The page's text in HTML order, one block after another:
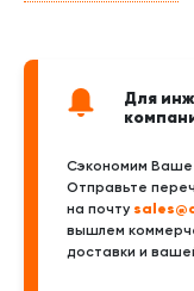
Для
Сэкономим
Отправьте
на почту
вышлем
доставки и